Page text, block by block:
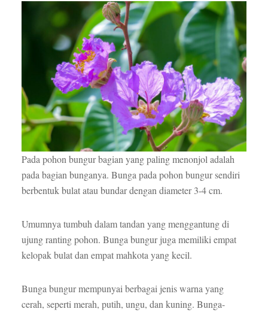
Pada pohon bungur bagian yang paling menonjol adalah
pada bagian bunganya. Bunga pada pohon bungur sendiri
berbentuk bulat atau bundar dengan diameter 3-4 cm.
Umumnya tumbuh dalam tandan yang menggantung di
ujung ranting pohon. Bunga bungur juga memiliki empat
kelopak bulat dan empat mahkota yang kecil.
Bunga bungur mempunyai berbagai jenis warna yang
cerah, seperti merah, putih, ungu, dan kuning. Bunga-